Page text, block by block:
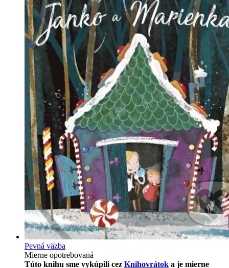
Pevná väzba
Mierne opotrebovaná
Túto knihu sme vykúpili cez Knihovrátok a je mierne